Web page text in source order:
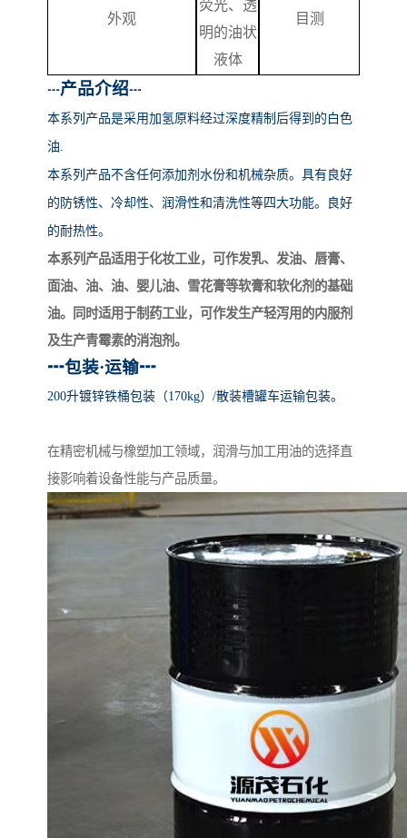
外观
荧光、透
明的油状
液体
目测
┅产品介绍┅
本系列产品是采用加氢原料经过深度精制后得到的白色
油.
本系列产品不含任何添加剂水份和机械杂质。具有良好
的防锈性、冷却性、润滑性和清洗性等四大功能。良好
的耐热性。
本系列产品适用于化妆工业，可作发乳、发油、唇膏、
面油、油、油、婴儿油、雪花膏等软膏和软化剂的基础
油。同时适用于制药工业，可作发生产轻泻用的内服剂
及生产青霉素的消泡剂。
┅包装·运输┅
200升镀锌铁桶包装（170kg）/散装槽罐车运输包装。
在精密机械与橡塑加工领域，润滑与加工用油的选择直
接影响着设备性能与产品质量。